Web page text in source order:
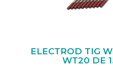
ELECTROD TIG
WT20 DE